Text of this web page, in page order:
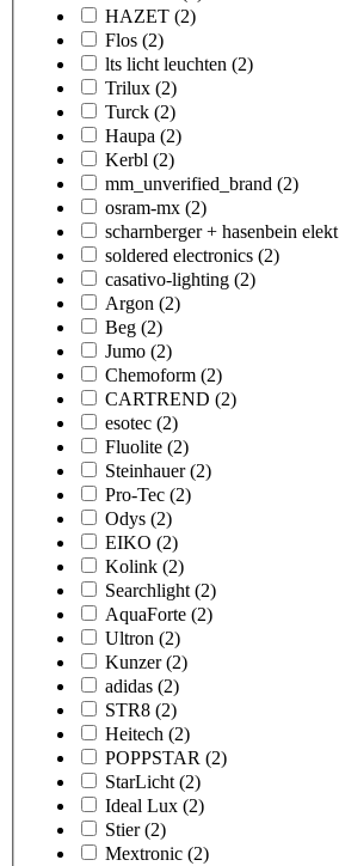
HAZET (2)
Flos (2)
lts licht leuchten (2)
Trilux (2)
Turck (2)
Haupa (2)
Kerbl (2)
mm_unverified_brand (2)
osram-mx (2)
scharnberger + hasenbein elekt
soldered electronics (2)
casativo-lighting (2)
Argon (2)
Beg (2)
Jumo (2)
Chemoform (2)
CARTREND (2)
esotec (2)
Fluolite (2)
Steinhauer (2)
Pro-Tec (2)
Odys (2)
EIKO (2)
Kolink (2)
Searchlight (2)
AquaForte (2)
Ultron (2)
Kunzer (2)
adidas (2)
STR8 (2)
Heitech (2)
POPPSTAR (2)
StarLicht (2)
Ideal Lux (2)
Stier (2)
Mextronic (2)